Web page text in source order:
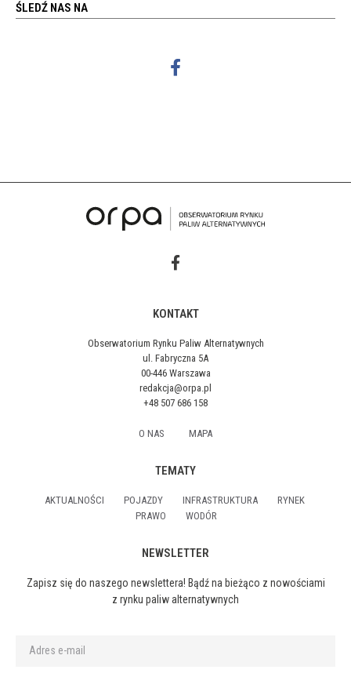
ŚLEDŹ NAS NA
KONTAKT
Obserwatorium Rynku Paliw Alternatywnych
ul. Fabryczna 5A
00-446 Warszawa
redakcja@orpa.pl
+48 507 686 158
O NAS MAPA
TEMATY
AKTUALNOŚCI POJAZDY INFRASTRUKTURA
RYNEK
PRAWO
WODÓR
NEWSLETTER
Zapisz się do naszego newslettera! Bądź na bieżąco z nowościami
z rynku paliw alternatywnych